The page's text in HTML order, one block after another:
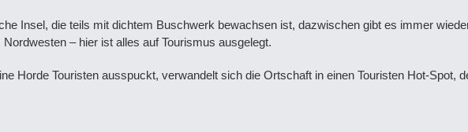
Insel, die teils mit dichtem Buschwerk bewachsen ist, dazwischen gibt es immer
– hier ist alles auf Tourismus ausgelegt.
Horde Touristen ausspuckt, verwandelt sich die Ortschaft in einen Touristen Hot-Spot,